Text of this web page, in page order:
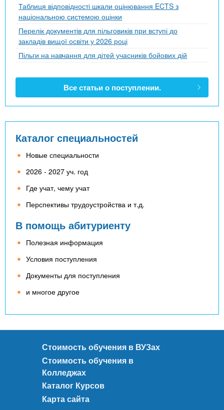
Таблиця відповідності шкали оцінювання ECTS з
національною системою оцінки
Перелік документів для пільговиків при вступі до
закладів вищої освіти у 2026 році
Пільги на навчання для дітей учасників бойових дій
Все статьи о поступлении.
Каталог специальностей
Новые специальности
2026 - 2027 уч. год
Где учат, чему учат
Перспективы трудоустройства и т.д.
В помощь абитуриенту
Полезная информация
Условия поступления
Документы для поступления
и многое другое
Стоимость обучения в ВУЗах
Стоимость обучения в
Колледжах
Каталог Курсов
Карта сайта